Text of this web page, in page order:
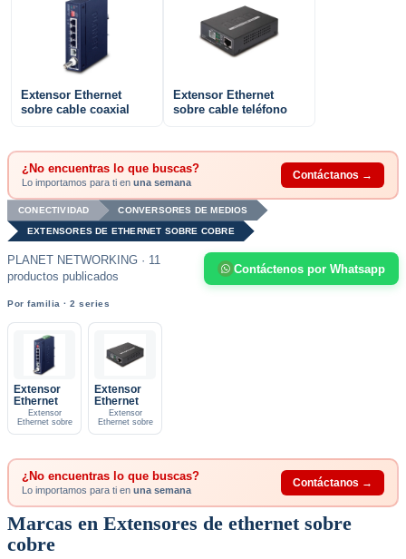
Extensor Ethernet
sobre cable coaxial
Extensor Ethernet
sobre cable teléfono
¿No encuentras lo que buscas?
Lo importamos para ti en una semana
Contáctanos →
CONECTIVIDAD CONVERSORES DE MEDIOS
EXTENSORES DE ETHERNET SOBRE COBRE
PLANET NETWORKING · 11
productos publicados
Contáctenos por Whatsapp
Por familia · 2 series
Extensor
Ethernet
Extensor
Ethernet sobre
Extensor
Ethernet
Extensor
Ethernet sobre
¿No encuentras lo que buscas?
Lo importamos para ti en una semana
Contáctanos →
Marcas en Extensores de ethernet sobre
cobre